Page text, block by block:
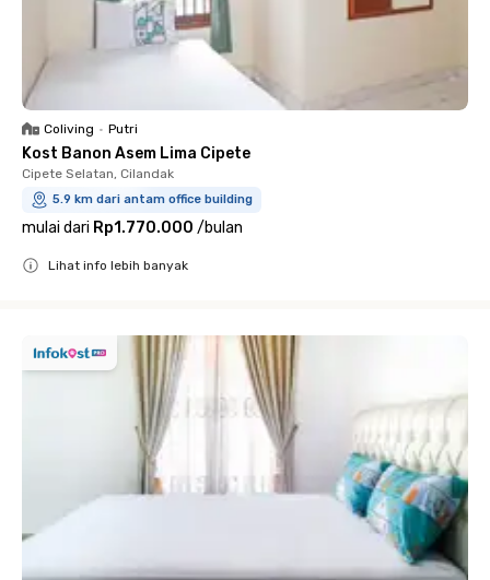
Coliving • Putri
Kost Banon Asem Lima Cipete
Cipete Selatan, Cilandak
5.9 km dari antam office building
mulai dari Rp1.770.000 /bulan
Lihat info lebih banyak